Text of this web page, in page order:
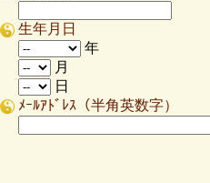
生年月日
年
月
日
ﾒｰﾙｱﾄﾞﾚｽ（半角英数字）